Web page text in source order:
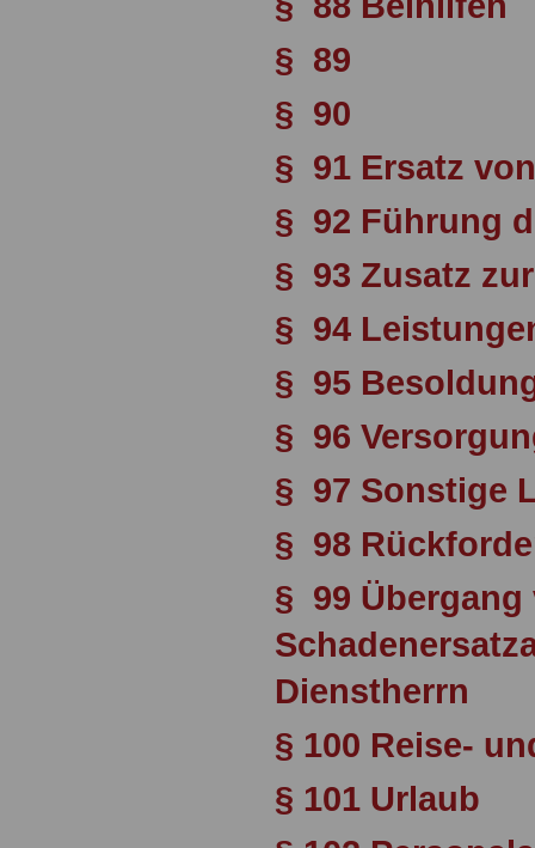
§ 89
§ 90
§ 91 Ersatz
§ 92 Führung
§ 93 Zusatz
§ 94
§ 95
§ 96
§ 97 Sonstige
§ 98
§ 99 Übergang
Dienstherrn
§ 100 Reise-
§ 101 Urlaub